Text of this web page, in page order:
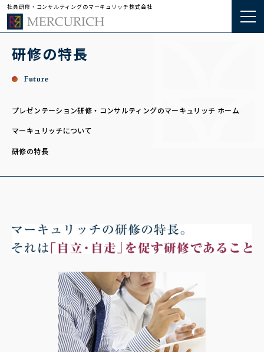
社員研修・コンサルティングのマーキュリッチ株式会社
研修の特長
Future
プレゼンテーション研修・コンサルティングのマーキュリッチ ホーム
マーキュリッチについて
研修の特長